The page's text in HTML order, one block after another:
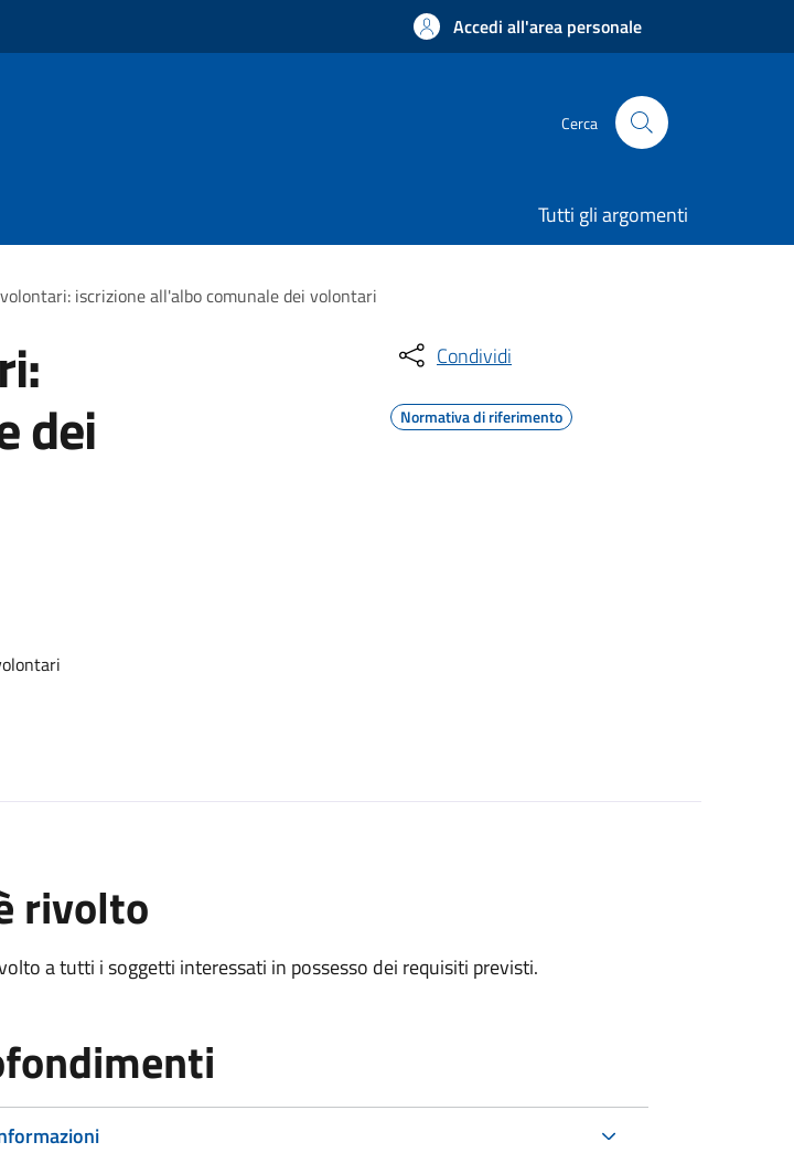
Accedi all'area personale
Cerca
Tutti gli argomenti
iscrizione all'albo comunale dei volontari
dei
Condividi
Normativa di riferimento
rivolto
a tutti i soggetti interessati in possesso dei requisiti previsti.